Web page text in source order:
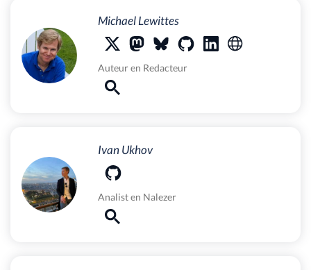
Michael Lewittes
Auteuren Redacteur
Ivan Ukhov
Analisten Nalezer